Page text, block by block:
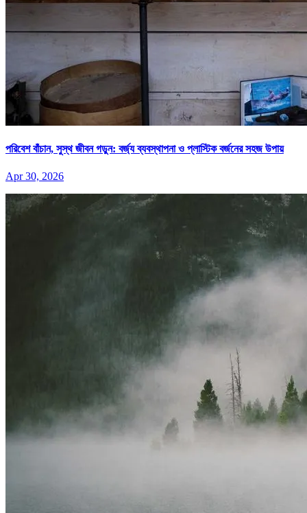
পরিবেশ বাঁচান, সুস্থ জীবন গড়ুন: বর্জ্য ব্যবস্থাপনা ও প্লাস্টিক বর্জনের সহজ উপায়
Apr 30, 2026